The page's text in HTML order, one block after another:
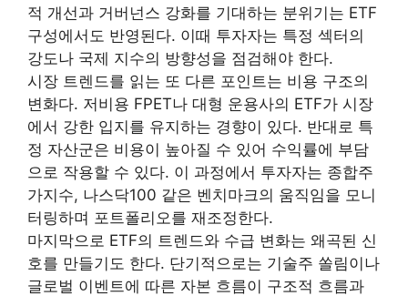
적 개선과 거버넌스 강화를 기대하는 분위기는 ETF
구성에서도 반영된다. 이때 투자자는 특정 섹터의
강도나 국제 지수의 방향성을 점검해야 한다.
시장 트렌드를 읽는 또 다른 포인트는 비용 구조의
변화다. 저비용 FPET나 대형 운용사의 ETF가 시장
에서 강한 입지를 유지하는 경향이 있다. 반대로 특
정 자산군은 비용이 높아질 수 있어 수익률에 부담
으로 작용할 수 있다. 이 과정에서 투자자는 종합주
가지수, 나스닥100 같은 벤치마크의 움직임을 모니
터링하며 포트폴리오를 재조정한다.
마지막으로 ETF의 트렌드와 수급 변화는 왜곡된 신
호를 만들기도 한다. 단기적으로는 기술주 쏠림이나
글로벌 이벤트에 따른 자본 흐름이 구조적 흐름과